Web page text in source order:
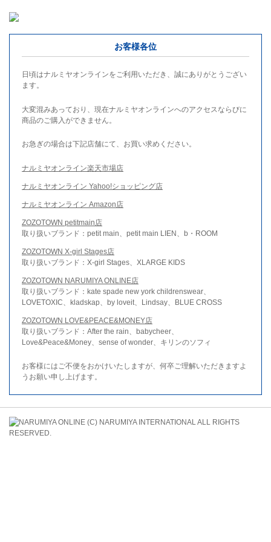
お客様各位
日頃はナルミヤオンラインをご利用いただき、誠にありがとうござい
ます。
大変混みあっており、現在ナルミヤオンラインへのアクセスならびに
商品のご購入ができません。
お急ぎの場合は下記店舗にて、お買い求めください。
ナルミヤオンライン楽天市場店
ナルミヤオンライン Yahoo!ショッピング店
ナルミヤオンライン Amazon店
ZOZOTOWN petitmain店
取り扱いブランド：petit main、petit main LIEN、b・ROOM
ZOZOTOWN X-girl Stages店
取り扱いブランド：X-girl Stages、XLARGE KIDS
ZOZOTOWN NARUMIYA ONLINE店
取り扱いブランド：kate spade new york childrenswear、
LOVETOXIC、kladskap、by loveit、Lindsay、BLUE CROSS
ZOZOTOWN LOVE&PEACE&MONEY店
取り扱いブランド：After the rain、babycheer、
Love&Peace&Money、sense of wonder、キリンのソフィ
お客様にはご不便をおかけいたしますが、何卒ご理解いただきますよ
うお願い申し上げます。